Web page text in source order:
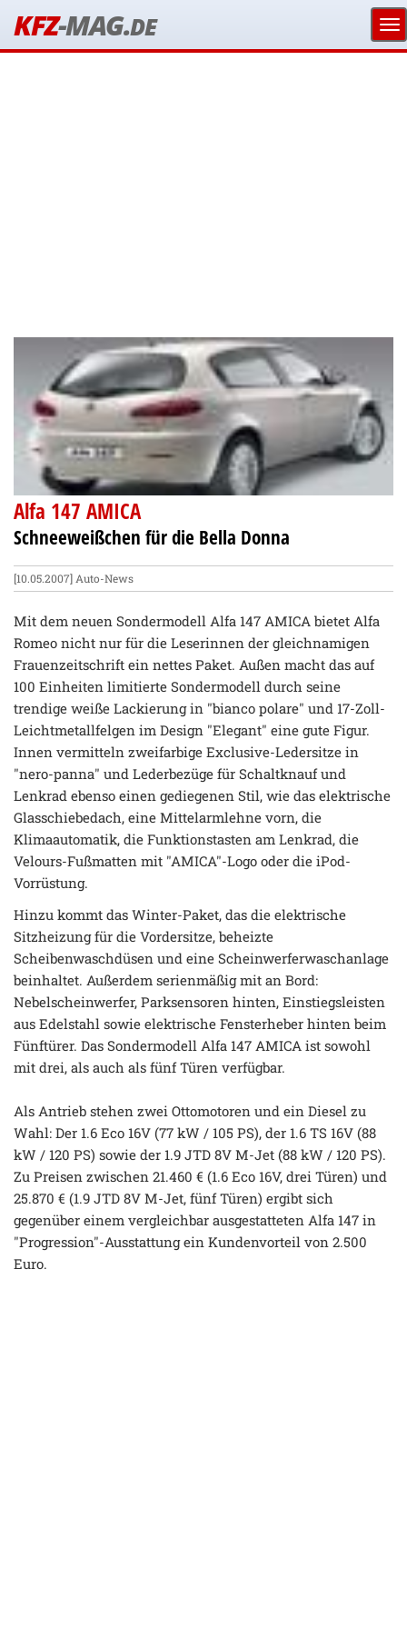
KFZ-MAG.DE
Alfa 147 AMICA
Schneeweißchen für die Bella Donna
[10.05.2007] Auto-News
Mit dem neuen Sondermodell Alfa 147 AMICA bietet Alfa
Romeo nicht nur für die Leserinnen der gleichnamigen
Frauenzeitschrift ein nettes Paket. Außen macht das auf
100 Einheiten limitierte Sondermodell durch seine
trendige weiße Lackierung in "bianco polare" und 17-Zoll-
Leichtmetallfelgen im Design "Elegant" eine gute Figur.
Innen vermitteln zweifarbige Exclusive-Ledersitze in
"nero-panna" und Lederbezüge für Schaltknauf und
Lenkrad ebenso einen gediegenen Stil, wie das elektrische
Glasschiebedach, eine Mittelarmlehne vorn, die
Klimaautomatik, die Funktionstasten am Lenkrad, die
Velours-Fußmatten mit "AMICA"-Logo oder die iPod-
Vorrüstung.
Hinzu kommt das Winter-Paket, das die elektrische
Sitzheizung für die Vordersitze, beheizte
Scheibenwaschdüsen und eine Scheinwerferwaschanlage
beinhaltet. Außerdem serienmäßig mit an Bord:
Nebelscheinwerfer, Parksensoren hinten, Einstiegsleisten
aus Edelstahl sowie elektrische Fensterheber hinten beim
Fünftürer. Das Sondermodell Alfa 147 AMICA ist sowohl
mit drei, als auch als fünf Türen verfügbar.
Als Antrieb stehen zwei Ottomotoren und ein Diesel zu
Wahl: Der 1.6 Eco 16V (77 kW / 105 PS), der 1.6 TS 16V (88
kW / 120 PS) sowie der 1.9 JTD 8V M-Jet (88 kW / 120 PS).
Zu Preisen zwischen 21.460 € (1.6 Eco 16V, drei Türen) und
25.870 € (1.9 JTD 8V M-Jet, fünf Türen) ergibt sich
gegenüber einem vergleichbar ausgestatteten Alfa 147 in
"Progression"-Ausstattung ein Kundenvorteil von 2.500
Euro.